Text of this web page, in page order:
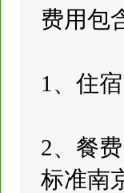
费用包
1、住
2、餐
标准南